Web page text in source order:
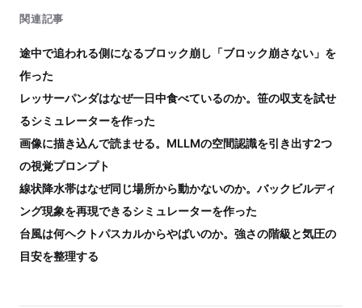
関連記事
途中で追われる側になるブロック崩し「ブロック崩さない」を
作った
レッサーパンダはなぜ一日中食べているのか。笹の収支を試せ
るシミュレーターを作った
画像に描き込んで読ませる。MLLMの空間認識を引き出す2つ
の視覚プロンプト
線状降水帯はなぜ同じ場所から動かないのか。バックビルディ
ング現象を再現できるシミュレーターを作った
台風は何ヘクトパスカルからやばいのか。強さの階級と気圧の
目安を整理する